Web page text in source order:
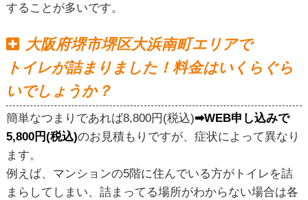
することが多いです。
大阪府堺市堺区大浜南町エリアで
トイレが詰まりました！料金はいくらぐら
いでしょうか？
簡単なつまりであれば8,800円(税込)➡WEB申し込みで
5,800円(税込)のお見積もりですが、症状によって異なり
ます。
例えば、マンションの5階に住んでいる方がトイレを詰
まらしてしまい、詰まってる場所がわからない場合は各